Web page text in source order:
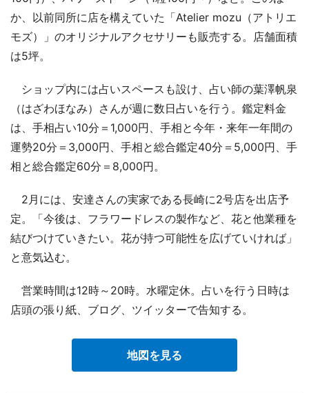
か、以前同所に店を構えていた「Atelier mozu（アトリエ
モズ）」のオリジナルアクセサリーも販売する。店舗面積
は5坪。
ショップ内には占いスペースも設け、占い師の葉澤帆泉
（はざわほなみ）さんが週に数日占いを行う。鑑定料金
は、手相占い10分＝1,000円、手相と今年・来年一年間の
運勢20分＝3,000円、手相と総合鑑定40分＝5,000円、手
相と総合鑑定60分＝8,000円。
2月には、安達さんの実家である長崎に2号店を出店予
定。「今後は、フラワードレスの製作など、花と他業種を
結びつけていきたい。花が持つ可能性を広げていければ」
と意気込む。
営業時間は12時～20時。水曜定休。占いを行う日時は
店頭の張り紙、ブログ、ツイッターで告知する。
地図を見る